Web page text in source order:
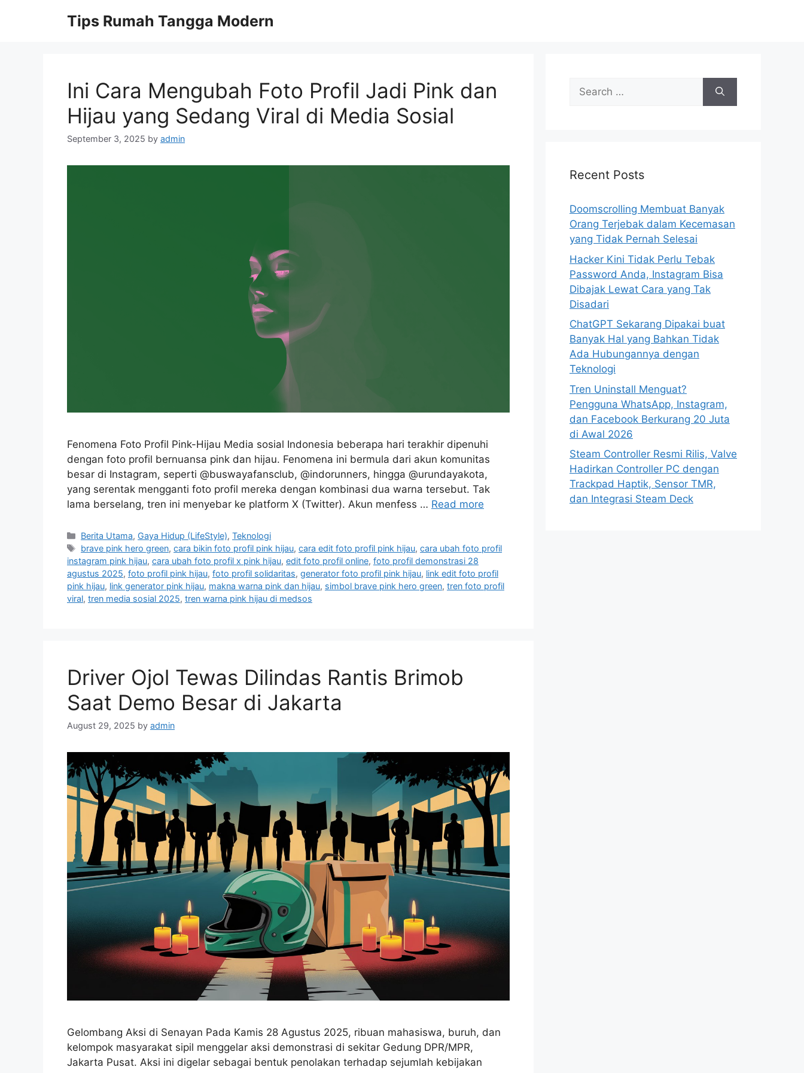
Tips Rumah Tangga Modern
Ini Cara Mengubah Foto Profil Jadi Pink dan
Hijau yang Sedang Viral di Media Sosial
September 3, 2025 by admin
Fenomena Foto Profil Pink-Hijau Media sosial Indonesia beberapa hari terakhir dipenuhi
dengan foto profil bernuansa pink dan hijau. Fenomena ini bermula dari akun komunitas
besar di Instagram, seperti @buswayafansclub, @indorunners, hingga @urundayakota,
yang serentak mengganti foto profil mereka dengan kombinasi dua warna tersebut. Tak
lama berselang, tren ini menyebar ke platform X (Twitter). Akun menfess … Read more
C
a
t
e
g
o
Berita Utama, Gaya Hidup (LifeStyle),Teknologi
T
a
g
s
brave pink hero green,cara bikin foto profil pink hijau,cara edit foto profil pink hijau,cara ubah foto profil
instagram pink hijau, cara ubah foto profil x pink hijau, edit foto profil online, foto profil demonstrasi 28
agustus 2025, foto profil pink hijau, foto profil solidaritas, generator foto profil pink hijau, link edit foto profil
pink hijau, link generator pink hijau, makna warna pink dan hijau, simbol brave pink hero green, tren foto profil
viral, tren media sosial 2025, tren warna pink hijau di medsos
Driver Ojol Tewas Dilindas Rantis Brimob
Saat Demo Besar di Jakarta
August 29, 2025 by admin
Gelombang Aksi di Senayan Pada Kamis 28 Agustus 2025, ribuan mahasiswa, buruh, dan
kelompok masyarakat sipil menggelar aksi demonstrasi di sekitar Gedung DPR/MPR,
Jakarta Pusat. Aksi ini digelar sebagai bentuk penolakan terhadap sejumlah kebijakan
f
r
:
Recent Posts
Doomscrolling Membuat Banyak
Orang Terjebak dalam Kecemasan
yang Tidak Pernah Selesai
Hacker Kini Tidak Perlu Tebak
Password Anda, Instagram Bisa
Dibajak Lewat Cara yang Tak
Disadari
ChatGPT Sekarang Dipakai buat
Banyak Hal yang Bahkan Tidak
Ada Hubungannya dengan
Teknologi
Tren Uninstall Menguat?
Pengguna WhatsApp, Instagram,
dan Facebook Berkurang 20 Juta
di Awal 2026
Steam Controller Resmi Rilis, Valve
Hadirkan Controller PC dengan
Trackpad Haptik, Sensor TMR,
dan Integrasi Steam Deck